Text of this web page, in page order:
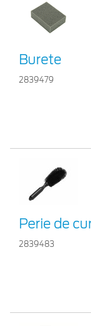
Burete
2839479
Perie de
2839483